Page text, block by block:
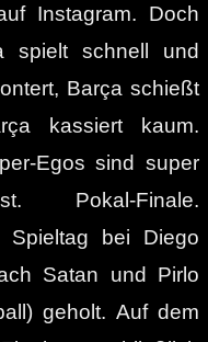
Instagram. Doch
spielt schnell und
Barça schießt
kassiert kaum.
Egos sind super
Pokal-Finale.
Spieltag bei Diego
Satan und Pirlo
geholt. Auf dem